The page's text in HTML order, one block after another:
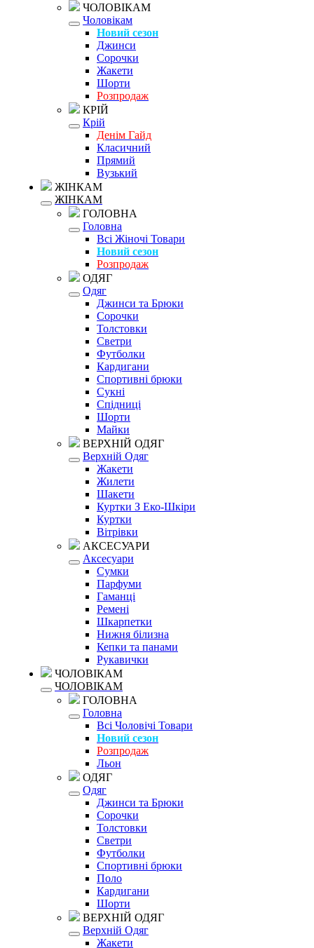
ЧОЛОВІКАМ
Чоловікам
Новий сезон
Джинси
Сорочки
Жакети
Шорти
Розпродаж
КРІЙ
Крій
Денім Гайд
Класичний
Прямий
Вузький
ЖІНКАМ
ЖІНКАМ
ГОЛОВНА
Головна
Всі Жіночі Товари
Новий сезон
Розпродаж
ОДЯГ
Одяг
Джинси та Брюки
Сорочки
Толстовки
Светри
Футболки
Кардигани
Спортивні брюки
Сукні
Спідниці
Шорти
Майки
ВЕРХНІЙ ОДЯГ
Верхній Одяг
Жакети
Жилети
Шакети
Куртки З Еко-Шкіри
Куртки
Вітрівки
АКСЕСУАРИ
Аксесуари
Сумки
Парфуми
Гаманці
Ремені
Шкарпетки
Нижня білизна
Кепки та панами
Рукавички
ЧОЛОВІКАМ
ЧОЛОВІКАМ
ГОЛОВНА
Головна
Всі Чоловічі Товари
Новий сезон
Розпродаж
Льон
ОДЯГ
Одяг
Джинси та Брюки
Сорочки
Толстовки
Светри
Футболки
Спортивні брюки
Поло
Кардигани
Шорти
ВЕРХНІЙ ОДЯГ
Верхній Одяг
Жакети